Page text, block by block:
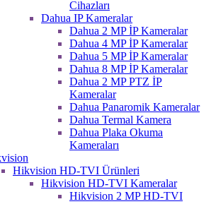
Cihazları
Dahua IP Kameralar
Dahua 2 MP İP Kameralar
Dahua 4 MP İP Kameralar
Dahua 5 MP İP Kameralar
Dahua 8 MP İP Kameralar
Dahua 2 MP PTZ İP
Kameralar
Dahua Panaromik Kameralar
Dahua Termal Kamera
Dahua Plaka Okuma
Kameraları
Hikvision HD-TVI Ürünleri
Hikvision HD-TVI Kameralar
Hikvision 2 MP HD-TVI